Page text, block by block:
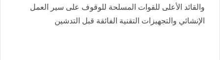
والقائد الأعلى للقوات المسلحة للوقوف على سير العمل
الإنشائي والتجهيزات التقنية الفائقة قبل التدشين